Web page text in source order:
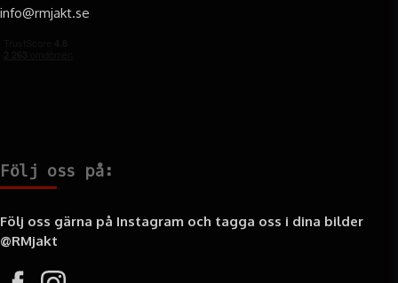
info@rmjakt.se
Följ oss på:
Följ oss gärna på Instagram och tagga oss i dina bilder
@RMjakt